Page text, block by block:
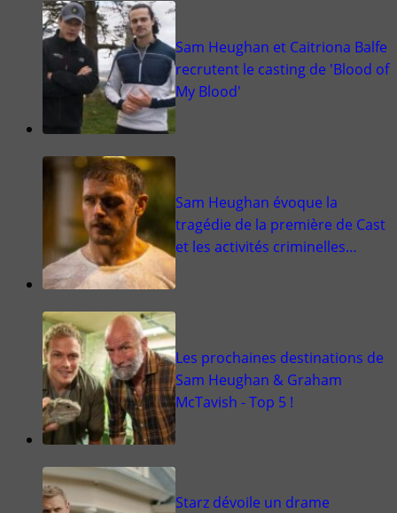
Sam Heughan et Caitriona Balfe
recrutent le casting de 'Blood of
My Blood'
Sam Heughan évoque la
tragédie de la première de Cast
et les activités criminelles…
Les prochaines destinations de
Sam Heughan & Graham
McTavish - Top 5 !
Starz dévoile un drame